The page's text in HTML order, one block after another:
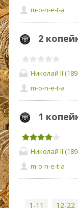
m-o-n-e-t-a
2
Николай II
m-o-n-e-t-a
1
Николай II
m-o-n-e-t-a
1-11 12-22